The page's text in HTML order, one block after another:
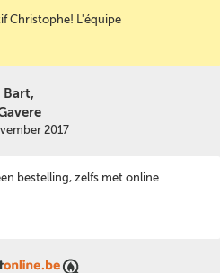
Christophe! L'équipe
Bart,
2017
bestelling, zelfs met online